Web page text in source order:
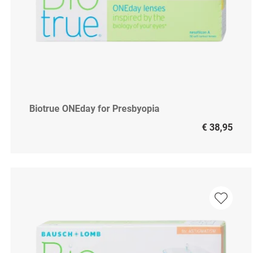
Biotrue ONEday for Presbyopia
€ 38,95